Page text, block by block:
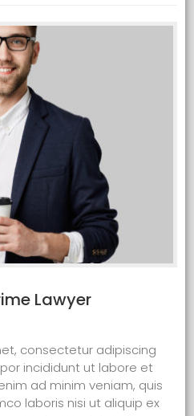
Lawyer
consectetur adipiscing
incididunt ut labore et
ad minim veniam, quis
laboris nisi ut aliquip ex